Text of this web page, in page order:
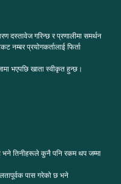
दस्तावेज गरिन्छ र प्रणालीमा समर्थन
नम्बर प्रयोगकर्तालाई फिर्ता
भएपछि खाता स्वीकृत हुन्छ।
भने तिनीहरूले कुनै पनि रकम थप जम्मा
पास गरेको छ भने